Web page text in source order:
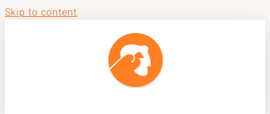
Skip to content